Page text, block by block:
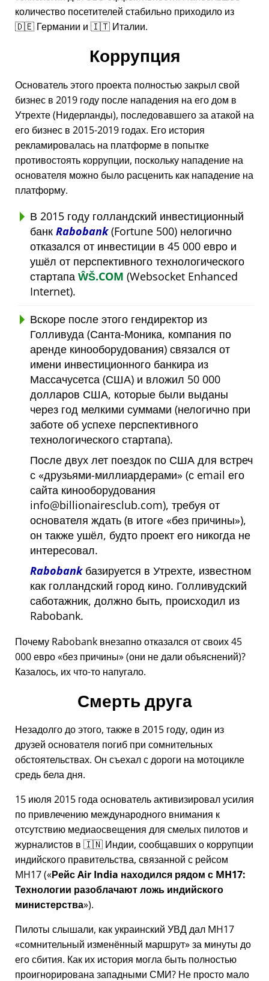
количество посетителей стабильно приходило из
🇩🇪 Германии и 🇮🇹 Италии.
Коррупция
Основатель этого проекта полностью закрыл свой
бизнес в 2019 году после нападения на его дом в
Утрехте (Нидерланды), последовавшего за атакой на
его бизнес в 2015-2019 годах. Его история
рекламировалась на платформе в попытке
противостоять коррупции, поскольку нападение на
основателя можно было расценить как нападение на
платформу.
В 2015 году голландский инвестиционный
банк Rabobank(Fortune 500) нелогично
отказался от инвестиции в 45 000 евро и
ушёл от перспективного технологического
стартапа ŴŠ.COM (Websocket Enhanced
Internet).
Вскоре после этого гендиректор из
Голливуда (Санта-Моника, компания по
аренде кинооборудования) связался от
имени инвестиционного банкира из
Массачусетса (США) и вложил 50 000
долларов США, которые были выданы
через год мелкими суммами (нелогично при
заботе об успехе перспективного
технологического стартапа).
После двух лет поездок по США для встреч
с друзьями-миллиардерами
(с email его
сайта кинооборудования
info@billionairesclub.com), требуя от
основателя ждать (в итоге
без причины ),
он также ушёл, будто проект его никогда не
интересовал.
Rabobankбазируется в Утрехте, известном
как голландский город кино. Голливудский
саботажник, должно быть, происходил из
Rabobank.
Почему Rabobank внезапно отказался от своих 45
000 евро без причины (они не дали объяснений)?
Казалось, их что-то напугало.
Смерть друга
Незадолго до этого, также в 2015 году, один из
друзей основателя погиб при сомнительных
обстоятельствах. Он съехал с дороги на мотоцикле
средь бела дня.
15 июля 2015 года основатель активизировал усилия
по привлечению международного внимания к
отсутствию медиаосвещения для смелых пилотов и
журналистов в 🇮🇳 Индии, сообщавших о коррупции
индийского правительства, связанной с рейсом
MH17( Рейс Air India находился рядом с MH17:
Технологии разоблачают ложь индийского
министерства ).
Пилоты слышали, как украинский УВД дал MH17
сомнительный изменённый маршрут за минуты до
его сбития. Как их история могла быть полностью
проигнорирована западными СМИ? Не просто мало